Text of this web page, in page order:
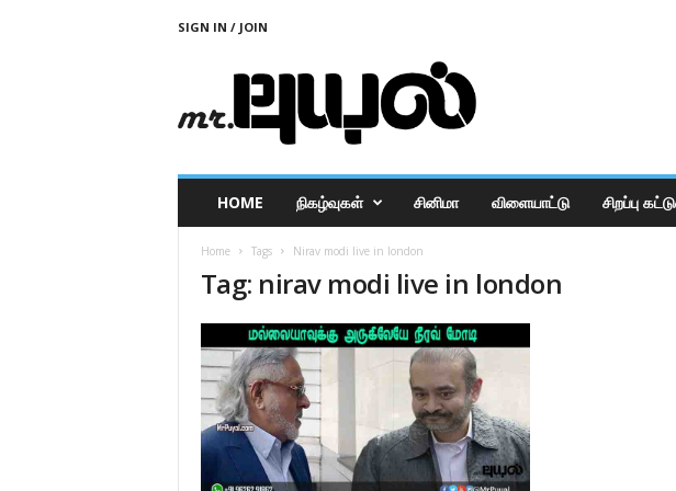
SIGN IN / JOIN
u
HOME நிகழ்வுகள் சினிமா விளையாட்டு சிறப்பு
Home Tags Nirav modi live in london
Tag: nirav modi live in london